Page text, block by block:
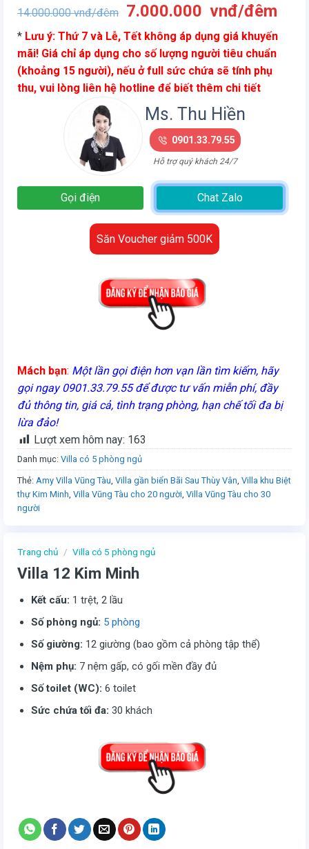
Trang chủ / Villa có 5 phòng ngủ
Villa 12 Kim Minh
Kết cấu: 1 trệt, 2 lầu
Số phòng ngủ: 5 phòng
Số giường: 12 giường (bao gồm cả phòng tập thể)
Nệm phụ: 7 nệm gấp, có gối mền đầy đủ
Số toilet (WC): 6 toilet
Sức chứa tối đa: 30 khách
14.000.000vnđ/đêm
Giá
gốc
là:
14.000.000
vnđ/
đêm.
7.000.000 vnđ/đêmGiá
tại
là:
* Lưu ý: Thứ 7 và Lễ, Tết không áp dụng giá khuyến
mãi! Giá chỉ áp dụng cho số lượng người tiêu chuẩn
(khoảng 15 người), nếu ở full sức chứa sẽ tính phụ
thu, vui lòng liên hệ hotline để biết thêm chi tiết
Ms. Thu Hiền
0901.33.79.55
Hỗ trợ quý khách 24/7
Gọi điện Chat Zalo
Săn Voucher giảm 500K
Mách bạn: Một lần gọi điện hơn vạn lần tìm kiếm, hãy
gọi ngay 0901.33.79.55 để được tư vấn miễn phí, đầy
đủ thông tin, giá cả, tình trạng phòng, hạn chế tối đa bị
lừa đảo!
Lượt xem hôm nay: 163
Danh mục: Villa có 5 phòng ngủ
Thẻ: Amy Villa Vũng Tàu, Villa gần biển Bãi Sau Thùy Vân, Villa khu Biệt
thự Kim Minh, Villa Vũng Tàu cho 20 người, Villa Vũng Tàu cho 30
người